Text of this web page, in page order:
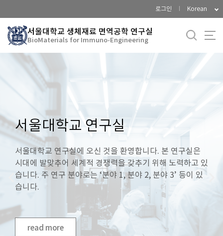
로
메
로그인 Korean
서울대학교 생체재료 면역공학 연구실
BioMaterials for Immuno-Engineering
서울대학교 연구실
서울대학교 연구실에 오신 것을 환영합니다. 본 연구실은
시대에 발맞추어 세계적 경쟁력을 갖추기 위해 노력하고 있
습니다. 주 연구 분야로는 ‘분야 1, 분야 2, 분야 3’ 등이 있
습니다.
read more